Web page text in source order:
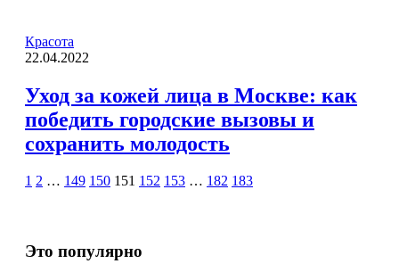
Красота
22.04.2022
Уход за кожей лица в Москве: как
победить городские вызовы и
сохранить молодость
1 2 … 149 150 151 152 153 … 182 183
Это популярно